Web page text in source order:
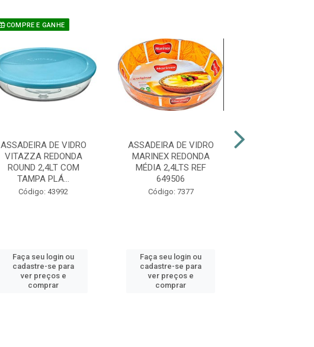
COMPRE E GANHE
ASSADEIRA DE VIDRO
VITAZZA REDONDA
ROUND 2,4LT COM
TAMPA PLÁ...
Código: 43992
Faça seu login ou
cadastre-se para
ver preços e
comprar
ASSADEIRA DE VIDRO
MARINEX REDONDA
MÉDIA 2,4LTS REF
649506
Código: 7377
Faça seu login ou
cadastre-se para
ver preços e
comprar